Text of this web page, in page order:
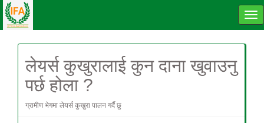
लेयर्स कुखुरालाई कुन दाना खुवाउनु
पर्छ होला ?
ग्रामीण भेगमा लेयर्स कुखुरा पालन गर्दै छु